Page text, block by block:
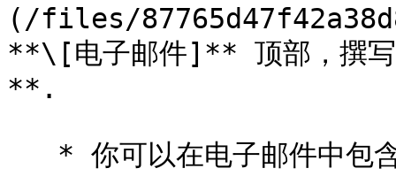
(/files/
**\[电子邮件]** 顶部，撰写
**.